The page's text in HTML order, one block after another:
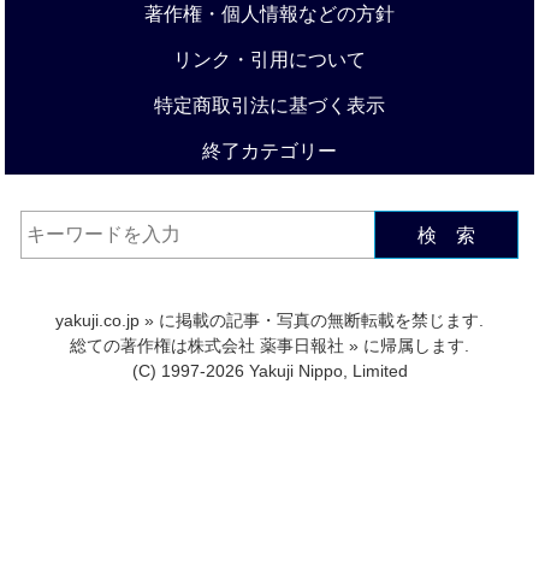
著作権・個人情報などの方針
リンク・引用について
特定商取引法に基づく表示
終了カテゴリー
検 索
yakuji.co.jp » に掲載の記事・写真の無断転載を禁じます.
総ての著作権は株式会社 薬事日報社 » に帰属します.
(C) 1997-2026 Yakuji Nippo, Limited